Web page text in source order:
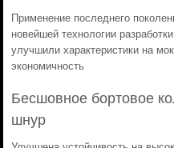
Применение последнего
новейшей технологии
улучшили характеристики на
экономичность
Бесшовное бортовое
шнур